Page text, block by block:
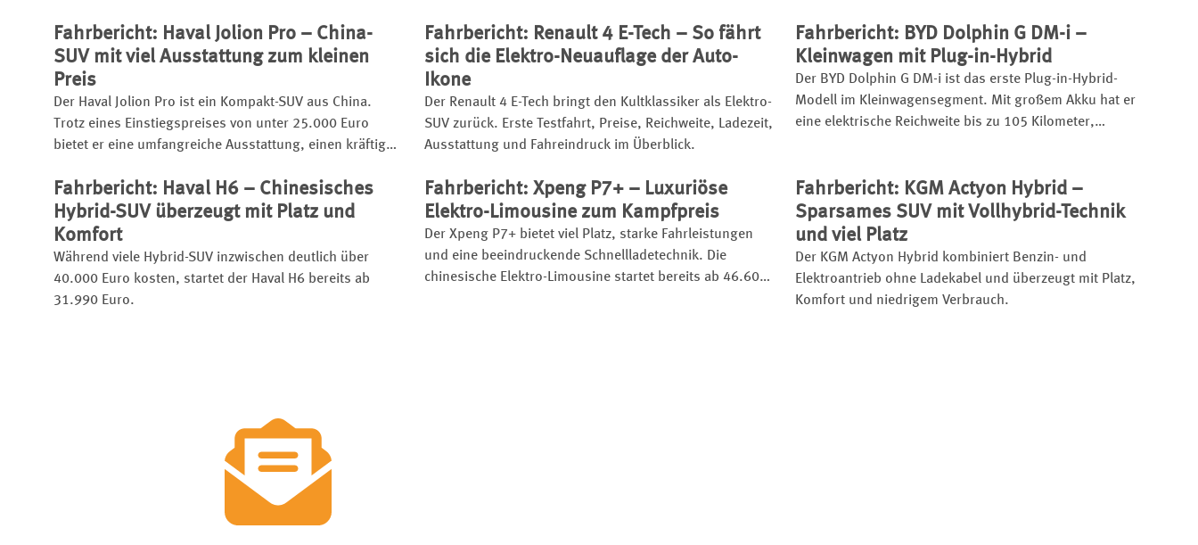
Fahrbericht: Haval Jolion Pro – China-
SUV mit viel Ausstattung zum kleinen
Preis
Der Haval Jolion Pro ist ein Kompakt-SUV aus China.
Trotz eines Einstiegspreises von unter 25.000 Euro
bietet er eine umfangreiche Ausstattung, einen kräftigen
Anhängerbetrieb.
Fahrbericht: Renault 4 E-Tech – So fährt
sich die Elektro-Neuauflage der Auto-
Ikone
Der Renault 4 E-Tech bringt den Kultklassiker als Elektro-
SUV zurück. Erste Testfahrt, Preise, Reichweite, Ladezeit,
Ausstattung und Fahreindruck im Überblick.
Fahrbericht: BYD Dolphin G DM-i –
Kleinwagen mit Plug-in-Hybrid
Der BYD Dolphin G DM-i ist das erste Plug-in-Hybrid-
Modell im Kleinwagensegment. Mit großem Akku hat er
eine elektrische Reichweite bis zu 105 Kilometer,
Fahrbericht: Haval H6 – Chinesisches
Hybrid-SUV überzeugt mit Platz und
Komfort
Während viele Hybrid-SUV inzwischen deutlich über
40.000 Euro kosten, startet der Haval H6 bereits ab
31.990 Euro.
Fahrbericht: Xpeng P7+ – Luxuriöse
Elektro-Limousine zum Kampfpreis
Der Xpeng P7+ bietet viel Platz, starke Fahrleistungen
und eine beeindruckende Schnellladetechnik. Die
chinesische Elektro-Limousine startet bereits ab 46.600
Fahrbericht: KGM Actyon Hybrid –
Sparsames SUV mit Vollhybrid-Technik
und viel Platz
Der KGM Actyon Hybrid kombiniert Benzin- und
Elektroantrieb ohne Ladekabel und überzeugt mit Platz,
Komfort und niedrigem Verbrauch.